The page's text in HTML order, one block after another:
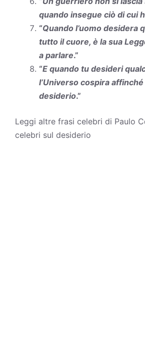
quando insegue ciò di cui
“Quando l’uomo desidera
tutto il cuore, è la sua
a parlare.”
“E quando tu desideri
l’Universo cospira
desiderio.”
Leggi altre frasi celebri di Paulo
celebri sul desiderio